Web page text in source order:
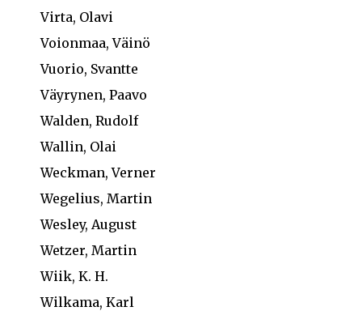
Virta, Olavi
Voionmaa, Väinö
Vuorio, Svantte
Väyrynen, Paavo
Walden, Rudolf
Wallin, Olai
Weckman, Verner
Wegelius, Martin
Wesley, August
Wetzer, Martin
Wiik, K. H.
Wilkama, Karl